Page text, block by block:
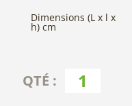
Dimensions (L x l x
h) cm